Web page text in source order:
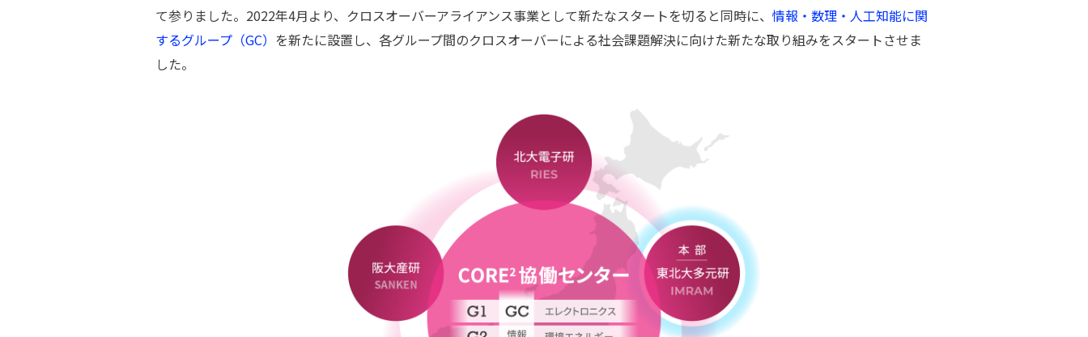
て参りました。2022年4⽉より、クロスオーバーアライアンス事業として新たなスタートを切ると同時に、 情報・数理・⼈⼯知能に関
するグループ（GC） を新たに設置し、各グループ間のクロスオーバーによる社会課題解決に向けた新たな取り組みをスタートさせま
した。